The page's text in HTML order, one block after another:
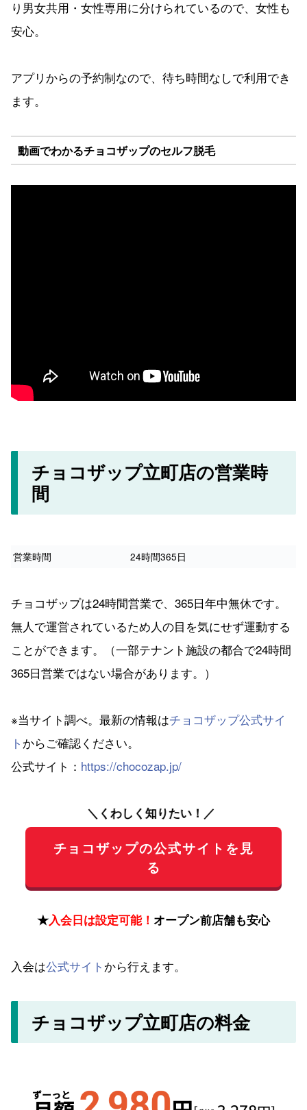
り男女共用・女性専用に分けられているので、女性も
安心。
アプリからの予約制なので、待ち時間なしで利用でき
ます。
動画でわかるチョコザップのセルフ脱毛
チョコザップ立町店の営業時
間
営業時間 24時間365日
チョコザップは24時間営業で、365日年中無休です。
無人で運営されているため人の目を気にせず運動する
ことができます。（一部テナント施設の都合で24時間
365日営業ではない場合があります。）
※当サイト調べ。最新の情報はチョコザップ公式サイ
ト からご確認ください。
公式サイト： https://chocozap.jp/
＼くわしく知りたい！／
チョコザップの公式サイトを見
る
★入会日は設定可能！ オープン前店舗も安心
入会は公式サイト から行えます。
チョコザップ立町店の料金